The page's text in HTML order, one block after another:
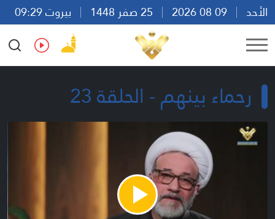
الأحد
بيروت 09:29
Ar
En Fr Es
رحماء بينهم - الحلقة 23
Play
Video